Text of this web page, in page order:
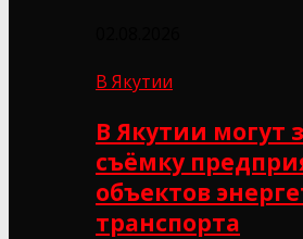
В Якутии
В Якутии могут
съёмку
объектов
транспорта